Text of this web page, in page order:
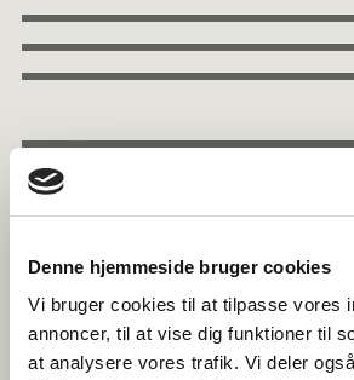
Denne hjemmeside bruger cookies
Vi bruger cookies til at tilpasse vores
annoncer, til at vise dig funktioner til
at analysere vores trafik. Vi deler